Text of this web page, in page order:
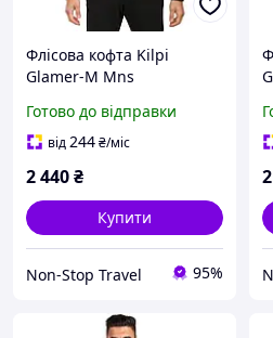
Флісова кофта Kilpi
Glamer-M Mns
Готово до відправки
від244₴/міс
2 440₴
Купити
Non-Stop Travel 95%